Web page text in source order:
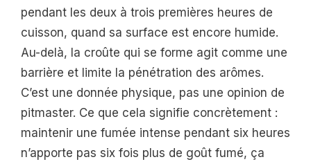
pendant les deux à trois premières heures de
cuisson, quand sa surface est encore humide.
Au-delà, la croûte qui se forme agit comme une
barrière et limite la pénétration des arômes.
C’est une donnée physique, pas une opinion de
pitmaster. Ce que cela signifie concrètement :
maintenir une fumée intense pendant six heures
n’apporte pas six fois plus de goût fumé, ça